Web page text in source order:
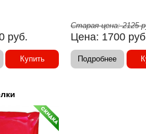
руб.
Купить
Старая цена:2125
Цена: 1700
Подробнее